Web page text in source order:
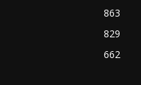
863
829
662